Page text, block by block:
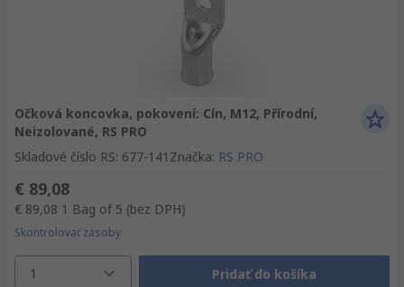
Očková koncovka, pokovení: Cín, M12, Přírodní,
Neizolované, RS PRO
Skladové číslo RS: 677-141 Značka: RS PRO
€ 89,08
€ 89,08 1 Bag of 5 (bez DPH)
Skontrolovať zásoby
1 Pridať do košíka